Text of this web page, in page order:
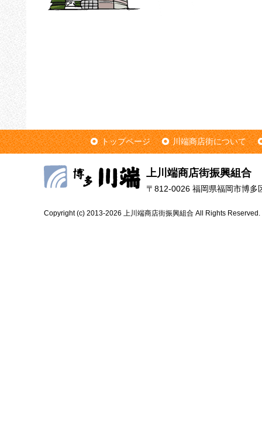
トップページ 川端商店街について
上川端商店街振興組合
〒812-0026 福岡県福岡市博
Copyright (c) 2013-2026 上川端商店街振興組合 All Rights Reserved.